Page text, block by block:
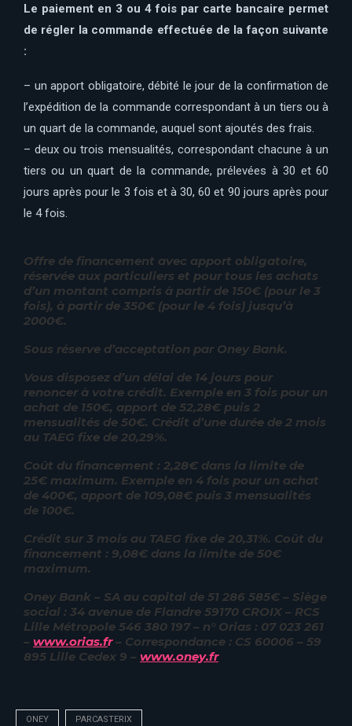
Le paiement en 3 ou 4 fois par carte bancaire permet
de régler la commande effectuée de la façon suivante
:
– un apport obligatoire, débité le jour de la confirmation de
l’expédition de la commande correspondant à un tiers ou à
un quart de la commande, auquel sont ajoutés des frais.
– deux ou trois mensualités, correspondant chacune à un
tiers ou un quart de la commande, prélevées à 30 et 60
jours après pour le 3 fois et à 30, 60 et 90 jours après pour
le 4 fois.
Offre de financement avec apport obligatoire,
réservée aux particuliers et pour tous les achats
d’un montant compris à partir de 150€ (pour le 3
fois), à partir de 350€ (pour le 4 fois) jusqu’à
2000€.
Sous réserve d’acceptation par Oney Bank.
Vous disposez d’un délai de 14 jours pour
renoncer à votre crédit. Exemple en 3 fois pour un
achat de 150€, apport de 52,28€ puis 2
mensualités de 50€. Crédit d’une durée de 2 mois
au TAEG fixe de 20,29%.
Coût du financement : 2,28€ dans la limite de
25€ maximum. Exemple en 4 fois pour un achat
de 400€, apport de 109,08€ puis 3 mensualités
de 100€.
Crédit sur 3 mois au TAEG fixe de 20,31%. Coût du
financement : 9,08€ dans la limite de 50€
maximum.
Oney Bank – SA au capital de 51 286 585€ – Siège
social : 34 avenue de Flandre 59170 CROIX – RCS
Lille Métropole 546 380 197 – n° Orias : 07 023 261
– www.orias.fr– Correspondance : CS 60006 – 59
895 Lille Cedex 9 – www.oney.fr
ONEY PARCASTERIX